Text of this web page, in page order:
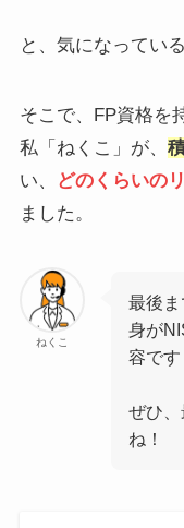
と、気になってい
そこで、FP資格を
私「ねくこ」が、
い、
どのくらいの
ました。
ねくこ
最後
身が
容です
ぜひ
ね！